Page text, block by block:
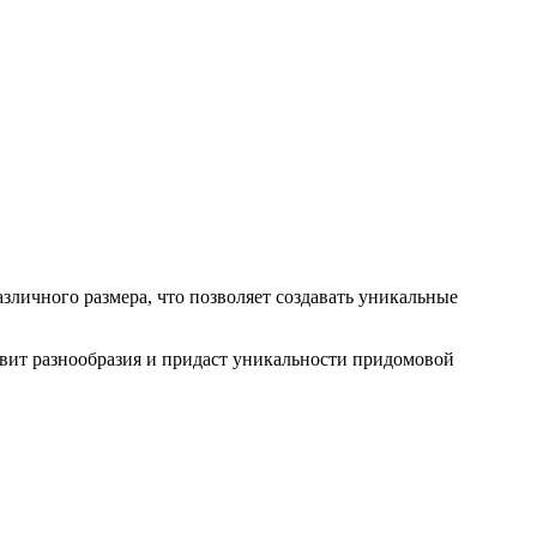
размера, что позволяет создавать уникальные
разнообразия и придаст уникальности придомовой